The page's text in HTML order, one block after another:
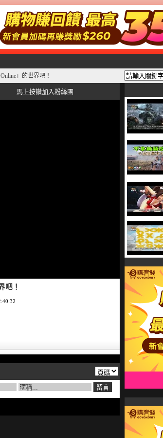
」的世界吧！
馬上按讚加入粉絲團
吧！